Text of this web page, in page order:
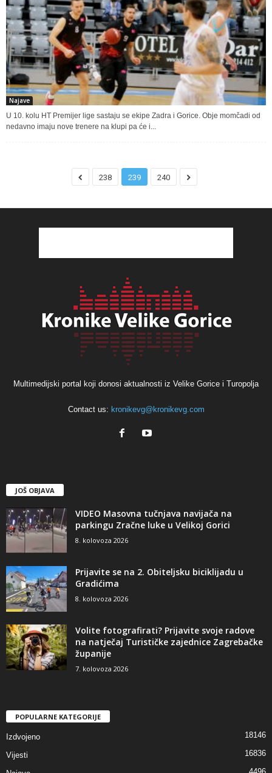
Najave
U 10. kolu HT Premijer lige sastaju se ekipe Zadra i Gorice. Obje momčadi od
nedavno imaju nove trenere na klupi pa će i...
238 239 240
Multimedijski portal koji donosi aktualnosti iz Velike Gorice i Turopolja
Contact us: kronikevg@kronikevg.com
JOŠ OBJAVA
VIDEO Masovna tučnjava navijača na
parkingu Zračne luke u Velikoj Gorici
8. kolovoza 2026
Prijavite se na 2. Obiteljsku biciklijadu u
Gradićima
8. kolovoza 2026
Volite fotografirati? Prijavite svoje radove
na natječaj Turističke zajednice Zagrebačke
županije
7. kolovoza 2026
POPULARNE KATEGORIJE
Izdvojeno 18146
Vijesti 16836